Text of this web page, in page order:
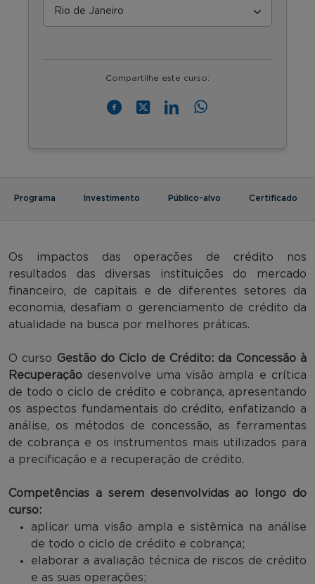
Compartilhe este curso:
Programa Investimento Público-alvo Certificado
Os impactos das operações de crédito nos
resultados das diversas instituições do mercado
financeiro, de capitais e de diferentes setores da
economia, desafiam o gerenciamento de crédito da
atualidade na busca por melhores práticas.
O curso Gestão do Ciclo de Crédito: da Concessão à
Recuperação desenvolve uma visão ampla e crítica
de todo o ciclo de crédito e cobrança, apresentando
os aspectos fundamentais do crédito, enfatizando a
análise, os métodos de concessão, as ferramentas
de cobrança e os instrumentos mais utilizados para
a precificação e a recuperação de crédito.
Competências a serem desenvolvidas ao longo do
curso:
aplicar uma visão ampla e sistêmica na análise
de todo o ciclo de crédito e cobrança;
elaborar a avaliação técnica de riscos de crédito
e as suas operações;